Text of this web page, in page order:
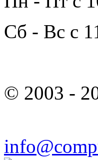
Сб - Вс с
© 2003 -